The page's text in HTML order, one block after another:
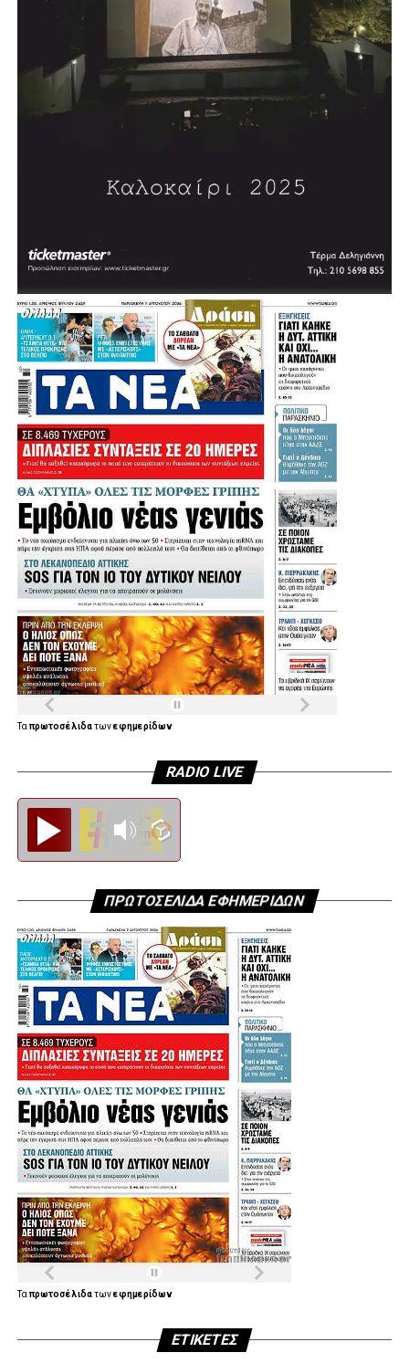
κάθε ζωή που μπορεί ακόμη να σωθεί.
.
.
.
Ταπρωτοσέλιδατωνεφημερίδων
RADIO LIVE
ΠΡΩΤΟΣΕΛΙΔΑ ΕΦΗΜΕΡΙΔΩΝ
Ταπρωτοσέλιδατωνεφημερίδων
ΕΤΙΚΈΤΕΣ